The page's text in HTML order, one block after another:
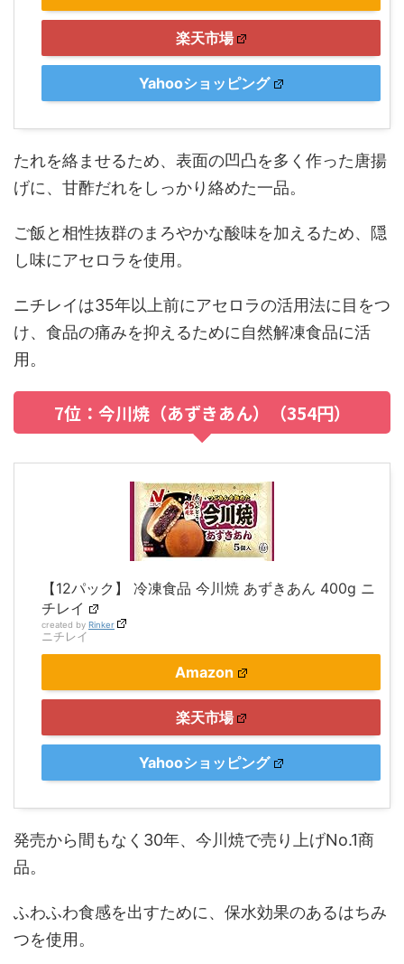
楽天市場
Yahooショッピング
たれを絡ませるため、表面の凹凸を多く作った唐揚
げに、甘酢だれをしっかり絡めた一品。
ご飯と相性抜群のまろやかな酸味を加えるため、隠
し味にアセロラを使用。
ニチレイは35年以上前にアセロラの活用法に目をつ
け、食品の痛みを抑えるために自然解凍食品に活
用。
7位：今川焼（あずきあん）（354円）
【12パック】 冷凍食品 今川焼 あずきあん 400g ニ
チレイ
created by Rinker
ニチレイ
Amazon
楽天市場
Yahooショッピング
発売から間もなく30年、今川焼で売り上げNo.1商
品。
ふわふわ食感を出すために、保水効果のあるはちみ
つを使用。